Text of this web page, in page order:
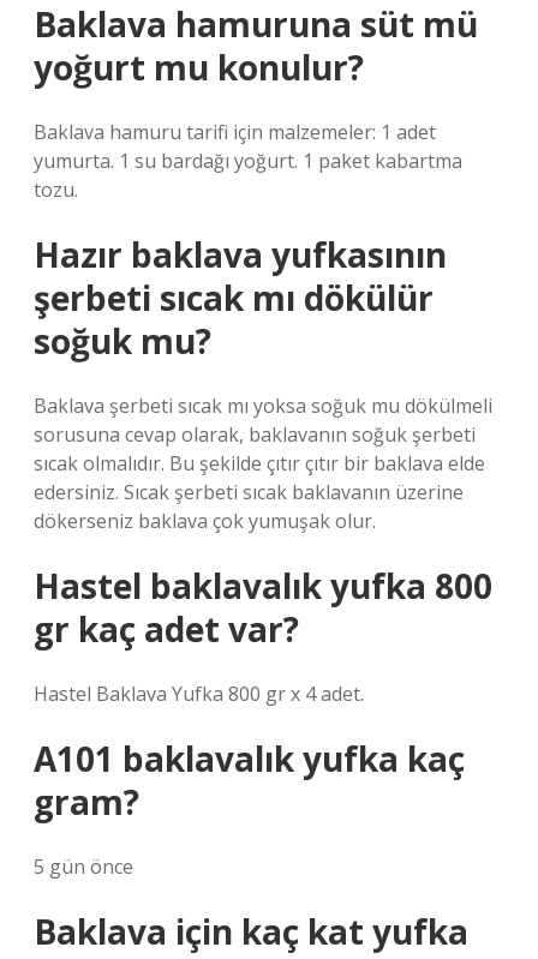
Baklava hamuruna süt mü
yoğurt mu konulur?
Baklava hamuru tarifi için malzemeler: 1 adet
yumurta. 1 su bardağı yoğurt. 1 paket kabartma
tozu.
Hazır baklava yufkasının
şerbeti sıcak mı dökülür
soğuk mu?
Baklava şerbeti sıcak mı yoksa soğuk mu dökülmeli
sorusuna cevap olarak, baklavanın soğuk şerbeti
sıcak olmalıdır. Bu şekilde çıtır çıtır bir baklava elde
edersiniz. Sıcak şerbeti sıcak baklavanın üzerine
dökerseniz baklava çok yumuşak olur.
Hastel baklavalık yufka 800
gr kaç adet var?
Hastel Baklava Yufka 800 gr x 4 adet.
A101 baklavalık yufka kaç
gram?
5 gün önce
Baklava için kaç kat yufka